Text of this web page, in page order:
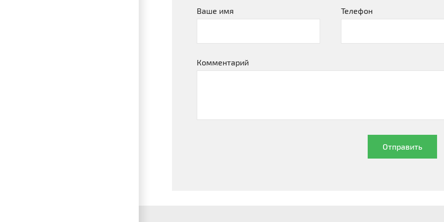
Ваше имя Телефон
Комментарий
Отправить